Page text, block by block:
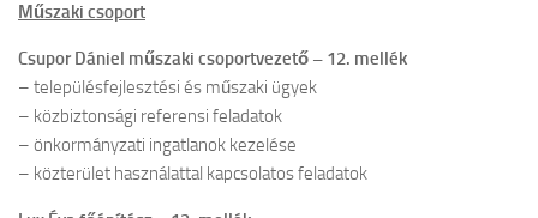
Műszaki csoport
Csupor Dániel műszaki csoportvezető – 12. mellék
– településfejlesztési és műszaki ügyek
– közbiztonsági referensi feladatok
– önkormányzati ingatlanok kezelése
– közterület használattal kapcsolatos feladatok